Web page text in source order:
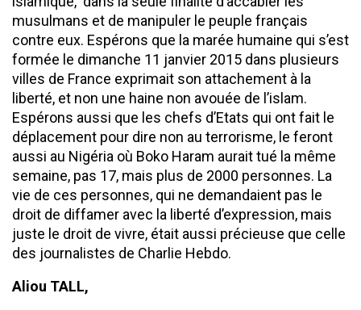
musulmans et de manipuler le peuple français
contre eux. Espérons que la marée humaine qui s’est
formée le dimanche 11 janvier 2015 dans plusieurs
villes de France exprimait son attachement à la
liberté, et non une haine non avouée de l’islam.
Espérons aussi que les chefs d’Etats qui ont fait le
déplacement pour dire non au terrorisme, le feront
aussi au Nigéria où Boko Haram aurait tué la même
semaine, pas 17, mais plus de 2000 personnes. La
vie de ces personnes, qui ne demandaient pas le
droit de diffamer avec la liberté d’expression, mais
juste le droit de vivre, était aussi précieuse que celle
des journalistes de Charlie Hebdo.
Aliou TALL,